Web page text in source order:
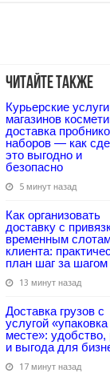
Читайте также
Курьерские
магазинов
доставка
наборов — как
это выгодно и
безопасно
5 минут назад
Как организовать
доставку с
временным
клиента:
план шаг за шагом
13 минут назад
Доставка грузов с
услугой «упаковка
месте»: удобство,
и выгода для
17 минут назад